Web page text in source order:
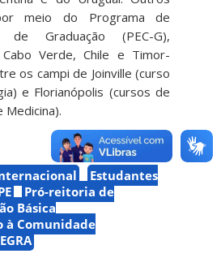
meio do Programa de
de Graduação (PEC-G),
Verde, Chile e Timor-
os campi de Joinville (curso
e Florianópolis (cursos de
Estudantes
Pró-reitoria de
Básica
à Comunidade